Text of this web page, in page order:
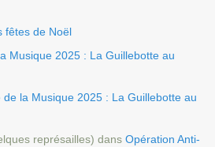
fêtes de Noël
Musique 2025 : La Guillebotte au
de la Musique 2025 : La Guillebotte au
représailles) dans Opération Anti-